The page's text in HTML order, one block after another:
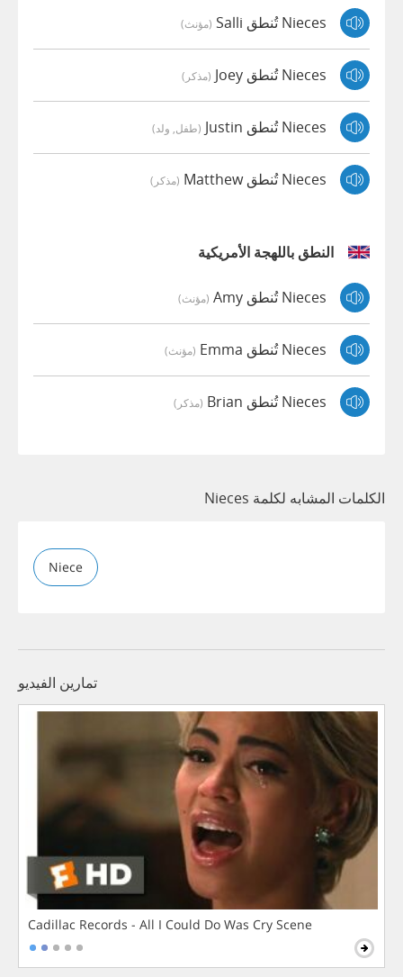
Nieces تُنطق Salli (مؤنث)
Nieces تُنطق Joey (مذكر)
Nieces تُنطق Justin (طفل, ولد)
Nieces تُنطق Matthew (مذكر)
النطق باللهجة الأمريكية
Nieces تُنطق Amy (مؤنث)
Nieces تُنطق Emma (مؤنث)
Nieces تُنطق Brian (مذكر)
الكلمات المشابه لكلمة Nieces
Niece
تمارين الفيديو
Cadillac Records - All I Could Do Was Cry Scene